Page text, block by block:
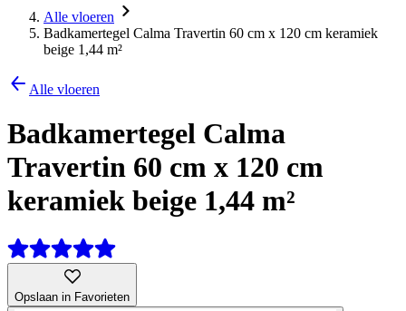
Alle vloeren
Badkamertegel Calma Travertin 60 cm x 120 cm keramiek
beige 1,44 m²
Alle vloeren
Badkamertegel Calma
Travertin 60 cm x 120 cm
keramiek beige 1,44 m²
Opslaan in Favorieten